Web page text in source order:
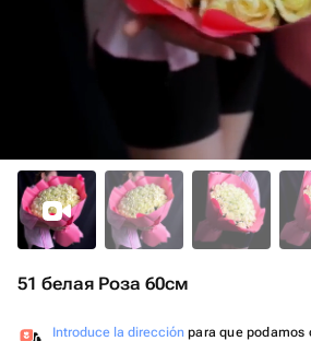
51 белая Роза 60см
Introduce la dirección para que podamos